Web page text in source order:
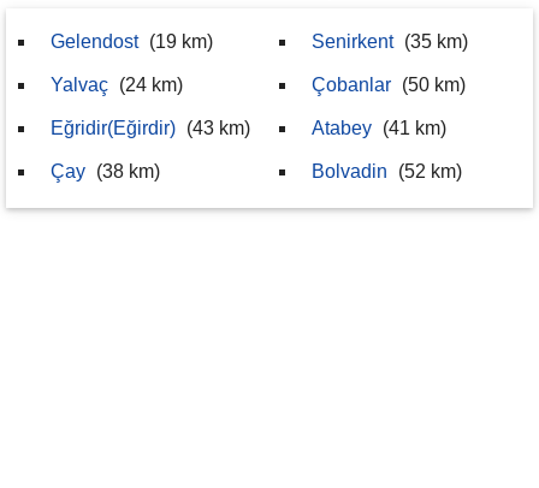
Gelendost (19 km)
Yalvaç (24 km)
Eğridir(Eğirdir) (43 km)
Çay (38 km)
Senirkent (35 km)
Çobanlar (50 km)
Atabey (41 km)
Bolvadin (52 km)